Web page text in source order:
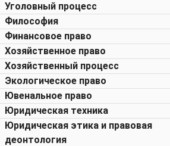
Уголовный процесс
Философия
Финансовое право
Хозяйственное право
Хозяйственный процесс
Экологическое право
Ювенальное право
Юридическая техника
Юридическая этика и правовая
деонтология